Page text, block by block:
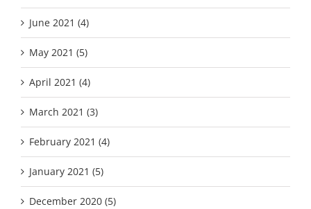
June 2021 (4)
May 2021 (5)
April 2021 (4)
March 2021 (3)
February 2021 (4)
January 2021 (5)
December 2020 (5)